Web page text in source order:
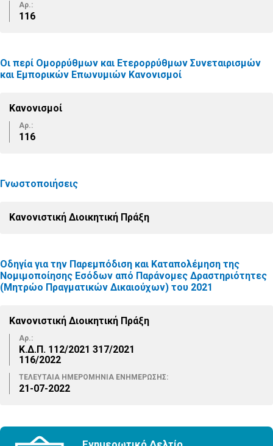
Αρ.:
116
Οι περί Ομορρύθμων και Ετερορρύθμων Συνεταιρισμών
και Εμπορικών Επωνυμιών Κανονισμοί
Κανονισμοί
Αρ.:
116
Γνωστοποιήσεις
Κανονιστική Διοικητική Πράξη
Οδηγία για την Παρεμπόδιση και Καταπολέμηση της
Νομιμοποίησης Εσόδων από Παράνομες Δραστηριότητες
(Μητρώο Πραγματικών Δικαιούχων) του 2021
Κανονιστική Διοικητική Πράξη
Αρ.:
Κ.Δ.Π. 112/2021 317/2021
116/2022
ΤΕΛΕΥΤΑΙΑ ΗΜΕΡΟΜΗΝΙΑ ΕΝΗΜΕΡΩΣΗΣ:
21-07-2022